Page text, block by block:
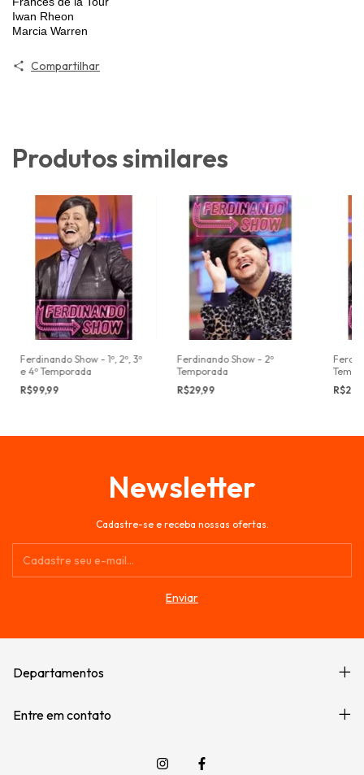
Iwan Rheon
Marcia Warren
Compartilhar
Produtos similares
Ferdinando Show - 1º, 2º, 3º
e 4º Temporada
R$99,99
Ferdinando Show - 2º
Temporada
R$29,99
Newsletter
Cadastre-se e receba nossas ofertas.
Departamentos
Entre em contato